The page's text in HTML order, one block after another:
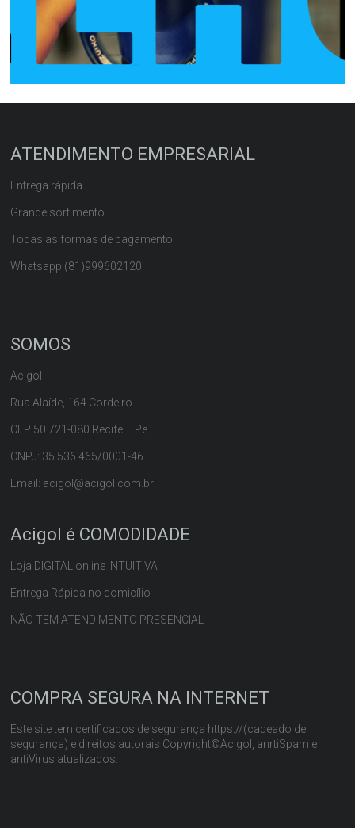
ATENDIMENTO EMPRESARIAL
Entrega rápida
Grande sortimento
Todas as formas de pagamento
Whatsapp (81)999602120
SOMOS
Acigol
Rua Alaíde, 164 Cordeiro
CEP 50.721-080 Recife – Pe.
CNPJ: 35.536.465/0001-46
Email: acigol@acigol.com.br
Acigol é COMODIDADE
Loja DIGITAL online INTUITIVA
Entrega Rápida no domicílio
NÃO TEM ATENDIMENTO PRESENCIAL
COMPRA SEGURA NA INTERNET
Este site tem certificados de segurança https://(cadeado de
segurança) e direitos autorais Copyright©Acigol, anrtiSpam e
antiVirus atualizados.